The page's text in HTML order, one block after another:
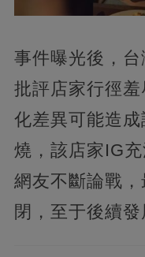
事件曝光後，
批評店家行徑
化差異可能造
燒，該店家IG
網友不斷論戰
閉，至于後續發